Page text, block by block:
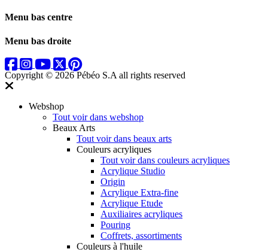
Menu bas centre
Menu bas droite
Copyright © 2026 Pébéo S.A all rights reserved
Webshop
Tout voir dans webshop
Beaux Arts
Tout voir dans beaux arts
Couleurs acryliques
Tout voir dans couleurs acryliques
Acrylique Studio
Origin
Acrylique Extra-fine
Acrylique Etude
Auxiliaires acryliques
Pouring
Coffrets, assortiments
Couleurs à l'huile